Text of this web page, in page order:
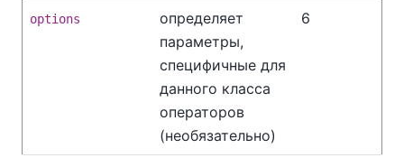
options
определяет
параметры,
специфичные для
данного класса
операторов
(необязательно)
6